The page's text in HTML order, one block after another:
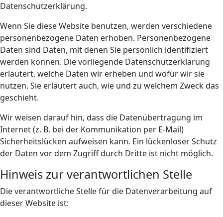
Datenschutzerklärung.
Wenn Sie diese Website benutzen, werden verschiedene
personenbezogene Daten erhoben. Personenbezogene
Daten sind Daten, mit denen Sie persönlich identifiziert
werden können. Die vorliegende Datenschutzerklärung
erläutert, welche Daten wir erheben und wofür wir sie
nutzen. Sie erläutert auch, wie und zu welchem Zweck das
geschieht.
Wir weisen darauf hin, dass die Datenübertragung im
Internet (z. B. bei der Kommunikation per E-Mail)
Sicherheitslücken aufweisen kann. Ein lückenloser Schutz
der Daten vor dem Zugriff durch Dritte ist nicht möglich.
Hinweis zur verantwortlichen Stelle
Die verantwortliche Stelle für die Datenverarbeitung auf
dieser Website ist: